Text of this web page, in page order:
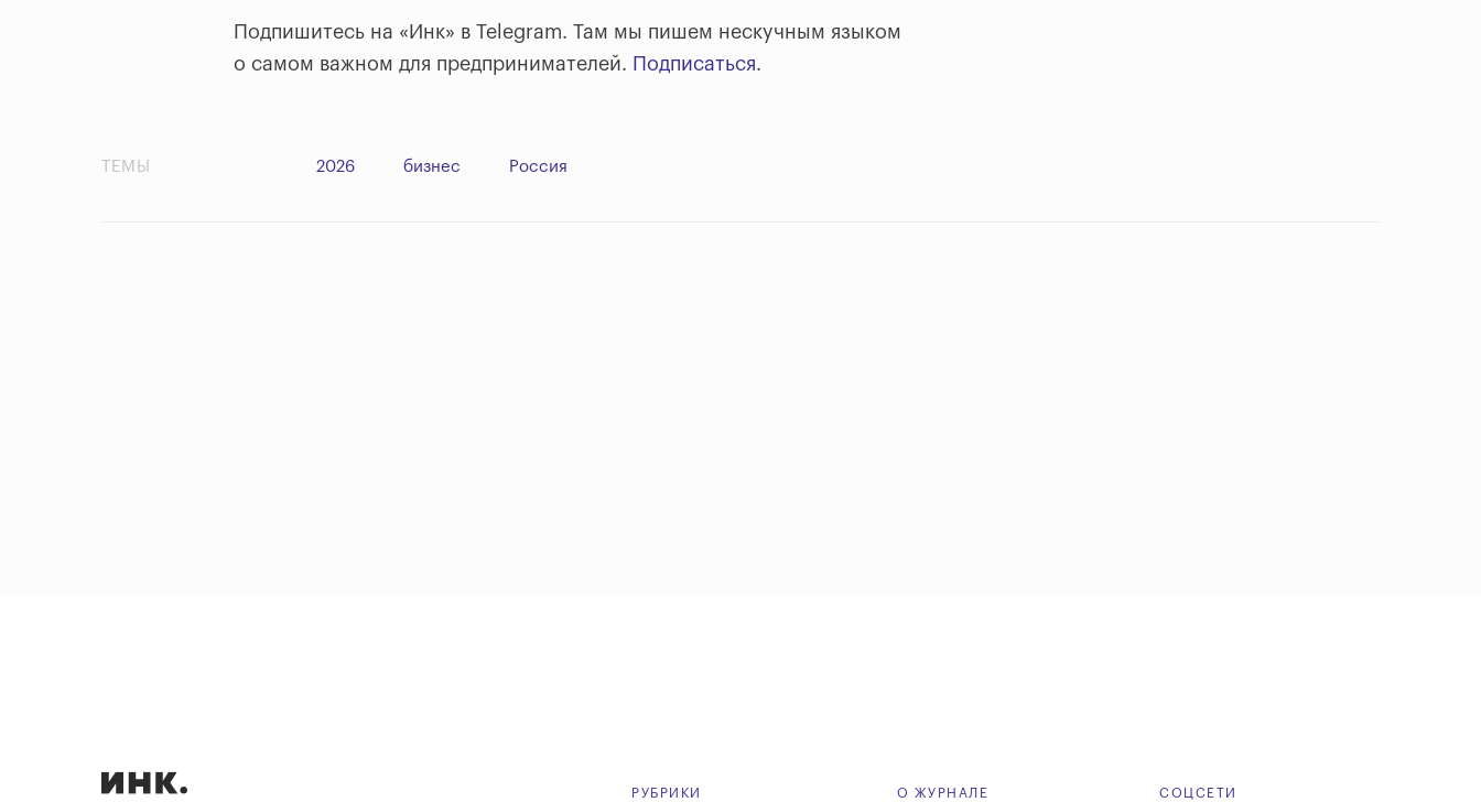
Подпишитесь на «Инк» в Telegram. Там мы пишем нескучным языком
о самом важном для предпринимателей. Подписаться.
ТЕМЫ 2026 бизнес Россия
РУБРИКИ О ЖУРНАЛЕ СОЦСЕТИ